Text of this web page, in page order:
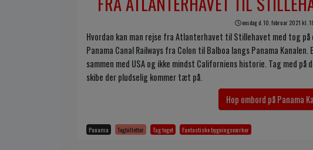
onsdag d. 10. februar 2021 kl.
Hvordan kan man rejse fra Atlanterhavet til Stillehavet med tog
Panama Canal Railways fra Colon til Balboa langs Panama
sammen med USA og ikke mindst Californiens historie. Tag med
skibe der pludselig kommer tæt på.
Hop ombord på Panama
Panama Togbilletter Tag toget Fantastiske bygningsværker